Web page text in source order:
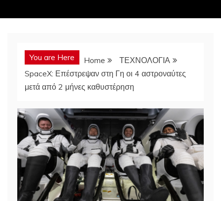
You are Here Home
ΤΕΧΝΟΛΟΓΙΑ
SpaceX: Επέστρεψαν στη Γη οι 4 αστροναύτες
μετά από 2 μήνες καθυστέρηση